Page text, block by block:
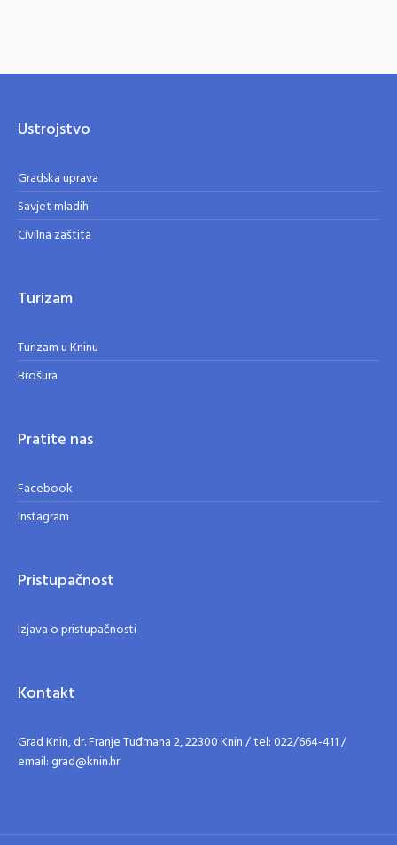
Ustrojstvo
Gradska uprava
Savjet mladih
Civilna zaštita
Turizam
Turizam u Kninu
Brošura
Pratite nas
Facebook
Instagram
Pristupačnost
Izjava o pristupačnosti
Kontakt
Grad Knin, dr. Franje Tuđmana 2, 22300 Knin / tel: 022/664-411 /
email: grad@knin.hr